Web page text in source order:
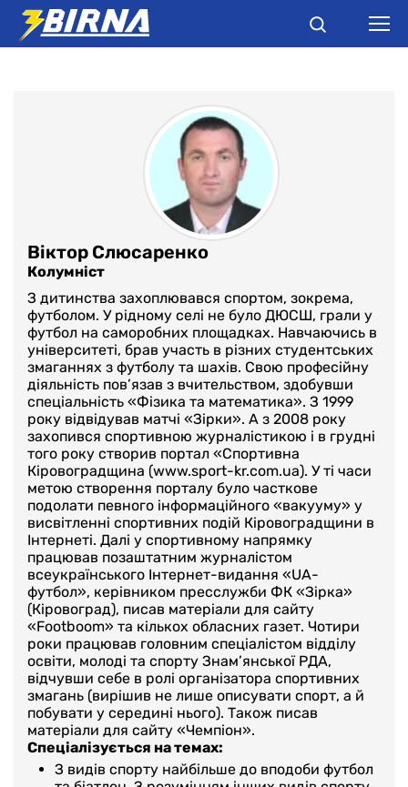
БУКМЕКЕРИ
Віктор Слюсаренко
Колумніст
З дитинства захоплювався спортом, зокрема,
футболом. У рідному селі не було ДЮСШ, грали у
футбол на саморобних площадках. Навчаючись в
університеті, брав участь в різних студентських
змаганнях з футболу та шахів. Свою професійну
діяльність пов’язав з вчительством, здобувши
спеціальність «Фізика та математика». З 1999
року відвідував матчі «Зірки». А з 2008 року
захопився спортивною журналістикою і в грудні
того року створив портал «Спортивна
Кіровоградщина (www.sport-kr.com.ua). У ті часи
метою створення порталу було часткове
подолати певного інформаційного «вакууму» у
висвітленні спортивних подій Кіровоградщини в
Інтернеті. Далі у спортивному напрямку
працював позаштатним журналістом
всеукраїнського Інтернет-видання «UA-
футбол», керівником пресслужби ФК «Зірка»
(Кіровоград), писав матеріали для сайту
«Footboom» та кількох обласних газет. Чотири
роки працював головним спеціалістом відділу
освіти, молоді та спорту Знам’янської РДА,
відчувши себе в ролі організатора спортивних
змагань (вирішив не лише описувати спорт, а й
побувати у середині нього). Також писав
матеріали для сайту «Чемпіон».
Спеціалізується на темах:
З видів спорту найбільше до вподоби футбол